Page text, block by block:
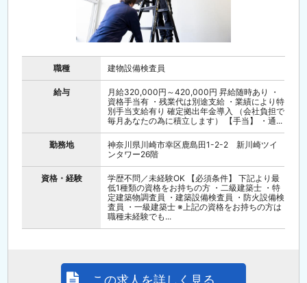
職種 建物設備検査員
給与
月給320,000円～420,000円 昇給随時あり ・
資格手当有 ・残業代は別途支給 ・業績により特
別手当支給有り 確定拠出年金導入 （会社負担で
毎月あなたの為に積立します） 【手当】 ・通...
勤務地
神奈川県川崎市幸区鹿島田1-2-2 新川崎ツイ
ンタワー26階
資格・経験
学歴不問／未経験OK 【必須条件】 下記より最
低1種類の資格をお持ちの方 ・二級建築士 ・特
定建築物調査員 ・建築設備検査員 ・防火設備検
査員 ・一級建築士 ※上記の資格をお持ちの方は
職種未経験でも...
この求人を詳しく見る